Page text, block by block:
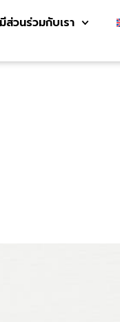
มีส่วนร่วมกับเรา